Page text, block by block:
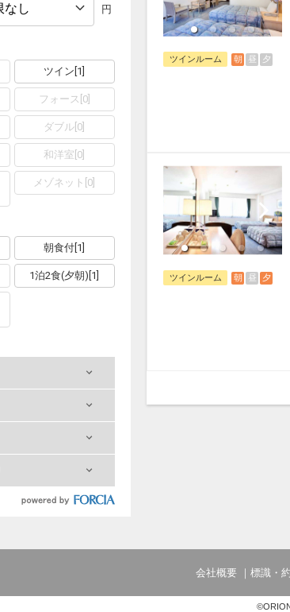
円
ツイン 1
フォース 0]
ダブル 0
和洋室 0
メゾネット 0
朝食付 1
1泊2食(夕朝) 1
ツインルーム 朝 昼 夕
ツインルーム 朝 昼 夕
会社概要 標識・